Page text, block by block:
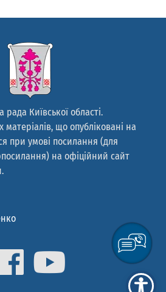
рада Київської області.
що опубліковані на
при умові посилання (для
на офіційний сайт